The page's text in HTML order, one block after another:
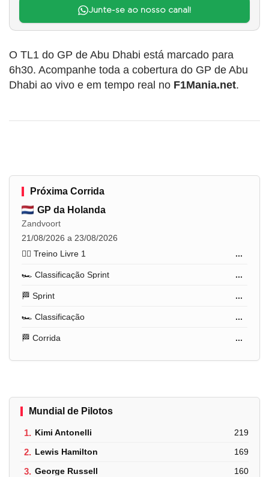
Junte-se ao nosso canal!
O TL1 do GP de Abu Dhabi está marcado para
6h30. Acompanhe toda a cobertura do GP de Abu
Dhabi ao vivo e em tempo real no F1Mania.net.
Próxima Corrida
GP da Holanda
Zandvoort
21/08/2026 a 23/08/2026
🏋️‍♂️ Treino Livre 1
...
🏎️ Classificação Sprint ...
🏁 Sprint ...
🏎️ Classificação ...
🏁 Corrida ...
Mundial de Pilotos
1. Kimi Antonelli 219
2. Lewis Hamilton 169
3. George Russell 160